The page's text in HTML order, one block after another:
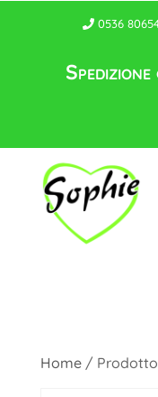
0536
Home/ Prodotto